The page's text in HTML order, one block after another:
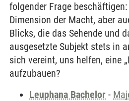
folgender Frage
Dimension der Macht, aber
Blicks, die das Sehende und
ausgesetzte Subjekt stets in
sich vereint, uns helfen, eine
aufzubauen?
Leuphana Bachelor -